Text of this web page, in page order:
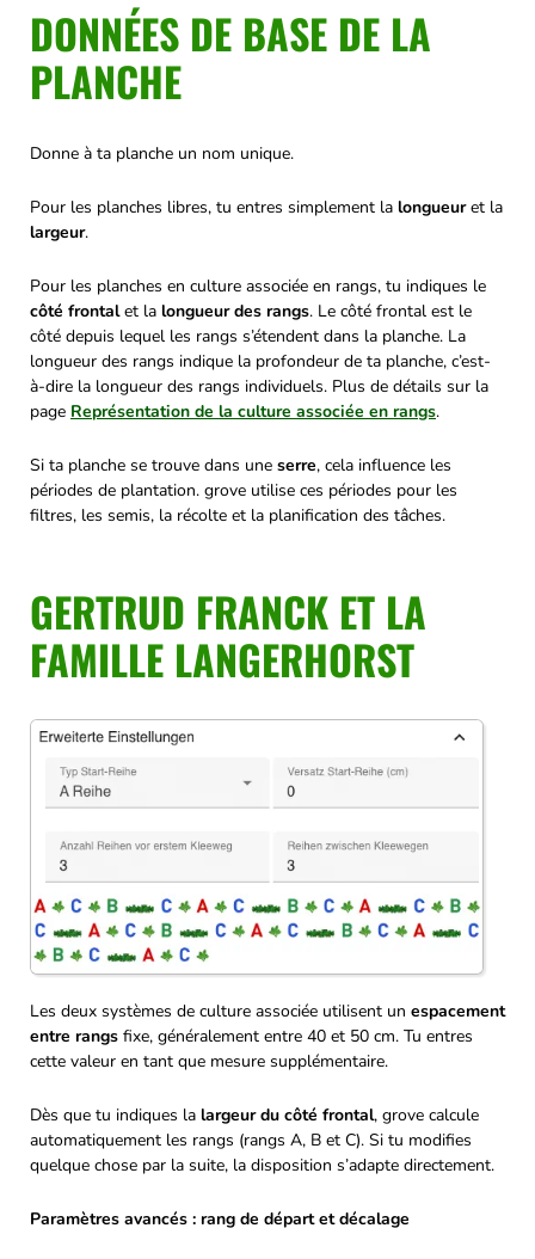
DONNÉES DE BASE DE LA
PLANCHE
Donne à ta planche un nom unique.
Pour les planches libres, tu entres simplement la longueuret la
largeur.
Pour les planches en culture associée en rangs, tu indiques le
côté frontalet la longueur des rangs. Le côté frontal est le
côté depuis lequel les rangs s’étendent dans la planche. La
longueur des rangs indique la profondeur de ta planche, c’est-
à-dire la longueur des rangs individuels. Plus de détails sur la
page Représentation de la culture associée en rangs.
Si ta planche se trouve dans une serre, cela influence les
périodes de plantation. grove utilise ces périodes pour les
filtres, les semis, la récolte et la planification des tâches.
GERTRUD FRANCK ET LA
FAMILLE LANGERHORST
Les deux systèmes de culture associée utilisent un espacement
entre rangs fixe, généralement entre 40 et 50 cm. Tu entres
cette valeur en tant que mesure supplémentaire.
Dès que tu indiques la largeur du côté frontal, grove calcule
automatiquement les rangs (rangs A, B et C). Si tu modifies
quelque chose par la suite, la disposition s’adapte directement.
Paramètres avancés : rang de départ et décalage